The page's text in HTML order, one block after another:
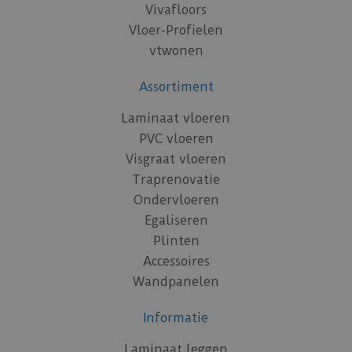
Vivafloors
Vloer-Profielen
vtwonen
Assortiment
Laminaat vloeren
PVC vloeren
Visgraat vloeren
Traprenovatie
Ondervloeren
Egaliseren
Plinten
Accessoires
Wandpanelen
Informatie
Laminaat leggen